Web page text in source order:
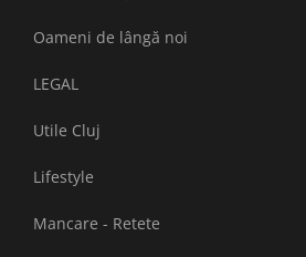
Oameni de lângă noi
LEGAL
Utile Cluj
Lifestyle
Mancare - Retete